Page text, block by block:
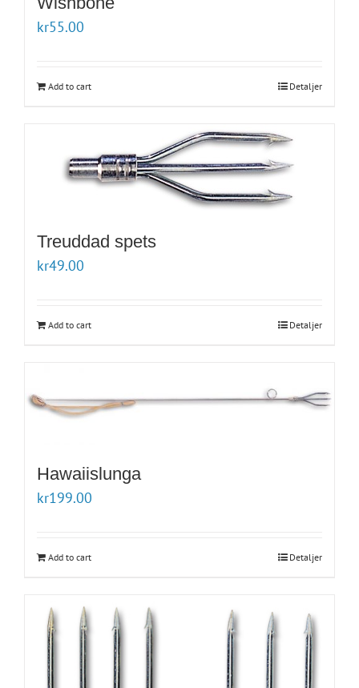
kr55.00
Add to cart Detaljer
Treuddad spets
kr49.00
Add to cart Detaljer
Hawaiislunga
kr199.00
Add to cart Detaljer